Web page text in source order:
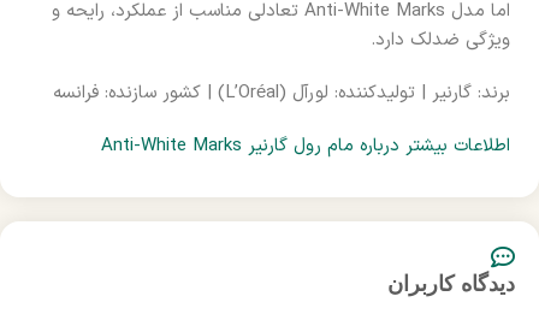
اما مدل Anti-White Marks تعادلی مناسب از عملکرد، رایحه و
ویژگی ضدلک دارد.
برند: گارنیر | تولیدکننده: لورآل (L’Oréal) | کشور سازنده: فرانسه
اطلاعات بیشتر درباره مام رول گارنیر Anti-White Marks
دیدگاه کاربران